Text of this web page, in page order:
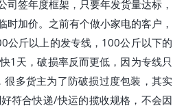
签年度框架，只要年发货量达标，
加价。之前有个做小家电的客户，
公斤以上的发专线，100公斤以下的
1天，破损率反而更低，因为专线只
多货主为了防破损过度包装，其实
符合快递/快运的揽收规格，不会因